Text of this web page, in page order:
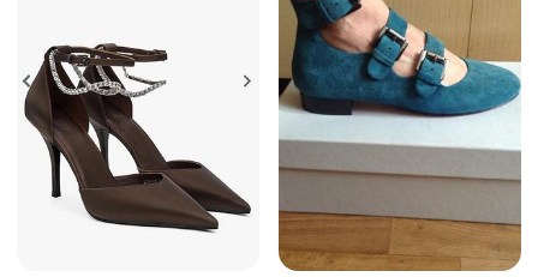
3000 грн 0 1250 грн 39
Minelli
Модні туфлі minelli